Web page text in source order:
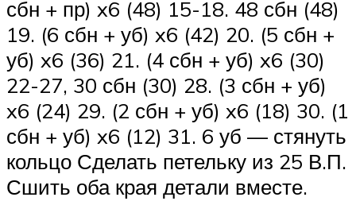
сбн + пр) x6 (48) 15-18. 48 сбн (48)
19. (6 сбн + уб) x6 (42) 20. (5 сбн +
уб) x6 (36) 21. (4 сбн + уб) x6 (30)
22-27, 30 сбн (30) 28. (3 сбн + уб)
x6 (24) 29. (2 сбн + уб) x6 (18) 30. (1
сбн + уб) x6 (12) 31. 6 уб — стянуть
кольцо Сделать петельку из 25 В.П.
Сшить оба края детали вместе.